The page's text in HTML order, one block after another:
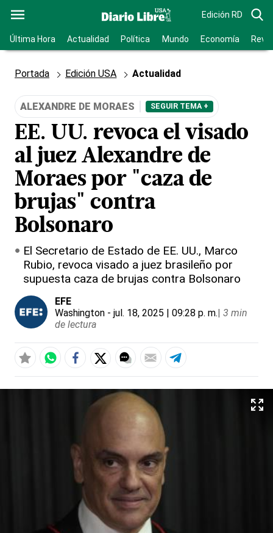
Edición RD
Última Hora Actualidad Política Mundo Economía
Portada Edición USA Actualidad
ALEXANDRE DE MORAES SEGUIR TEMA +
EE. UU. revoca el visado
al juez Alexandre de
Moraes por "caza de
brujas" contra
Bolsonaro
El Secretario de Estado de EE. UU., Marco
Rubio, revoca visado a juez brasileño por
supuesta caza de brujas contra Bolsonaro
EFE
Washington - jul. 18, 2025 | 09:28 p. m.| 3 min
de lectura